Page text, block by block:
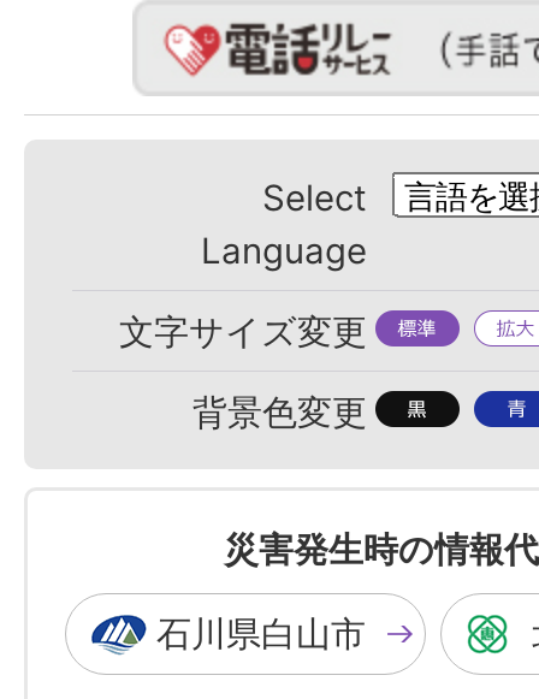
Select
Language
文字サイズ変更 標
準
拡
大
背景色変更 背
色
を
黒
色
に
背
色
を
青
色
に
災害発生時の情報
石川県白山市